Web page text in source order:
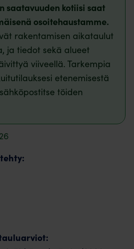
saatavuuden kotiisi saat
osoitehaustamme.
rakentamisen aikataulut
ja tiedot sekä alueet
viiveellä. Tarkempia
etenemisestä
töiden